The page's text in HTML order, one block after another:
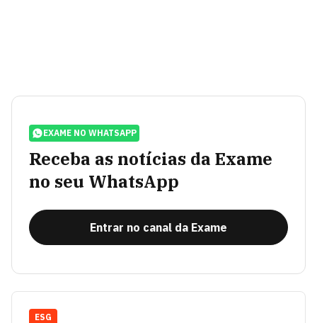
EXAME NO WHATSAPP
Receba as notícias da Exame
no seu WhatsApp
Entrar no canal da Exame
ESG